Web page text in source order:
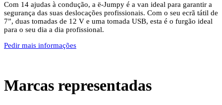
Com 14 ajudas à condução, a ë-Jumpy é a van ideal para garantir a
segurança das suas deslocações profissionais. Com o seu ecrã tátil de
7”, duas tomadas de 12 V e uma tomada USB, esta é o furgão ideal
para o seu dia a dia profissional.
Pedir mais informações
Marcas representadas